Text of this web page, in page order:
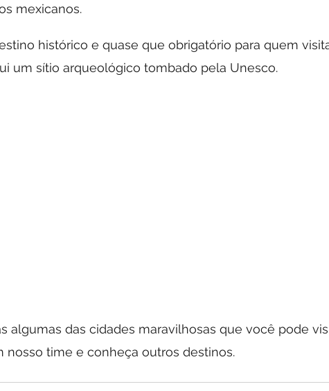
mexicanos.
histórico e quase que obrigatório para quem
um sítio arqueológico tombado pela Unesco.
algumas das cidades maravilhosas que você pode
nosso time e conheça outros destinos.